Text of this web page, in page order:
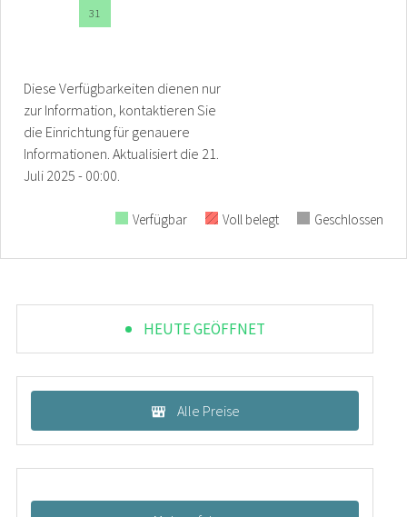
31
Diese Verfügbarkeiten dienen nur
zur Information, kontaktieren Sie
die Einrichtung für genauere
Informationen. Aktualisiert die 21.
Juli 2025 - 00:00.
Verfügbar Voll belegt Geschlossen
HEUTE GEÖFFNET
Alle Preise